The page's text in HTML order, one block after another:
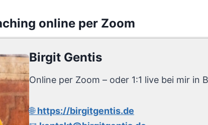
online per Zoom
Birgit Gentis
Online per Zoom – oder 1:1 live bei mir in
🌐https://birgitgentis.de